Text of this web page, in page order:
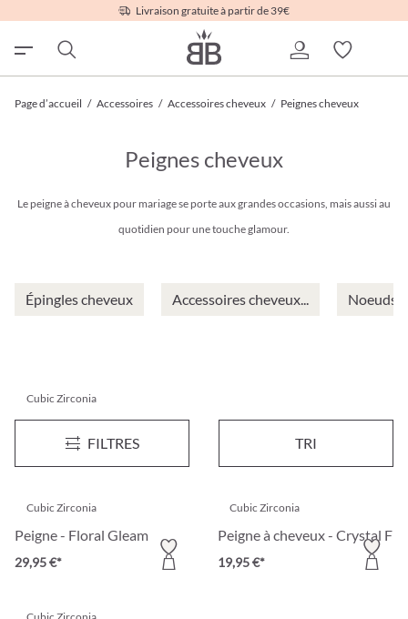
Livraison gratuite à partir de 39€
Page d’accueil / Accessoires / Accessoires cheveux / Peignes cheveux
Peignes cheveux
Le peigne à cheveux pour mariage se porte aux grandes occasions, mais aussi au
quotidien pour une touche glamour.
Épingles cheveux Accessoires cheveux... Noeuds
FILTRES TRI
Cubic Zirconia
Peigne - Floral Sensation Peigne - Boldness
Cubic Zirconia
Peigne - Floral Gleam
29,95 €*
Cubic Zirconia
Peigne à cheveux - Crystal
19,95 €*